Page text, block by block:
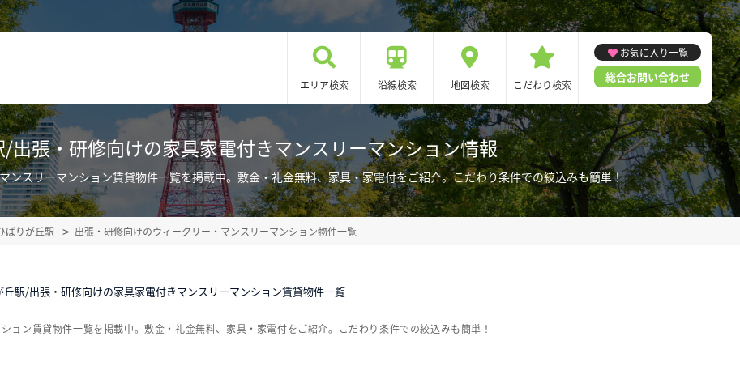
エリア検索 沿線検索 地図検索 こだわり検索
お気に入り一覧
総合お問い合わせ
出張・研修向けの家具家電付きマンスリーマンション情報
ンスリーマンション賃貸物件一覧を掲載中。敷金・礼金無料、家具・家電付をご紹介。こだわり条件での絞込みも簡単！
ばりが丘駅 出張・研修向けのウィークリー・マンスリーマンション物件一覧
丘駅/出張・研修向けの家具家電付きマンスリーマンション賃貸物件一覧
ョン賃貸物件一覧を掲載中。敷金・礼金無料、家具・家電付をご紹介。こだわり条件での絞込みも簡単！